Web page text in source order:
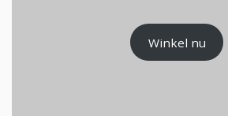
Winkel nu